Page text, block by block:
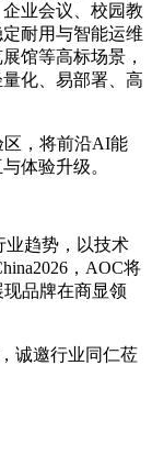
业会议、校园教
耐用与智能运维
馆等高标场景，
化、易部署、高
，将前沿AI能
体验升级。
业趋势，以技术
，AOC将
品牌在商显领
诚邀行业同仁莅